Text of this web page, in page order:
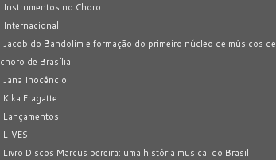
Instrumentos no Choro
Internacional
Jacob do Bandolim e formação do primeiro núcleo de músicos de
choro de Brasília
Jana Inocêncio
Kika Fragatte
Lançamentos
LIVES
Livro Discos Marcus pereira: uma história musical do Brasil